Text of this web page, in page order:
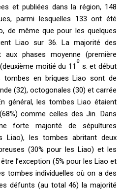
et publiées dans la région, 148
parmi lesquelles 133 ont été
de même que pour les quelques
Liao sur 36. La majorité des
aux phases moyenne (première
moitié du 11
e
s. et début
tombes en briques Liao sont de
(32), octogonales (30) et carrée
général, les tombes Liao étaient
comme celles des Jin. Dans
forte majorité de sépultures
Liao), les tombes abritant deux
(30% pour les Liao) et les
l’exception (5% pour les Liao et
tombes individuelles où on a des
défunts (au total 46) la majorité